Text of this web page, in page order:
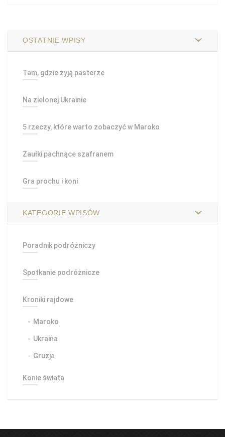
OSTATNIE WPISY
Tam, gdzie żyją pasterze
Na zielonej Ukrainie
5 rzeczy, które warto zobaczyć w Maroko
Zaułki pachnące szafranem
Gra prochu i koni
KATEGORIE WPISÓW
Poradnik podróżniczy
Spotkanie podróżnicze
Kroniki rajdowe
Maroko
Ukraina
Gruzja
Konie świata